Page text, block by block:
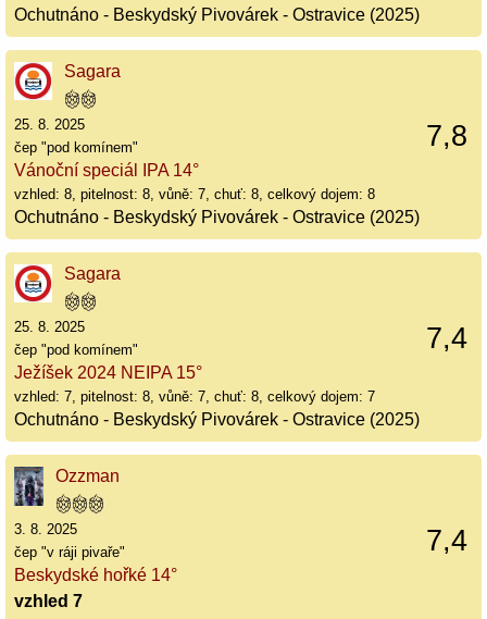
Ochutnáno - Beskydský Pivovárek - Ostravice (2025)
Sagara
7,8
25. 8. 2025
čep "pod komínem"
Vánoční speciál IPA 14°
vzhled: 8, pitelnost: 8, vůně: 7, chuť: 8, celkový dojem: 8
Ochutnáno - Beskydský Pivovárek - Ostravice (2025)
Sagara
7,4
25. 8. 2025
čep "pod komínem"
Ježíšek 2024 NEIPA 15°
vzhled: 7, pitelnost: 8, vůně: 7, chuť: 8, celkový dojem: 7
Ochutnáno - Beskydský Pivovárek - Ostravice (2025)
Ozzman
7,4
3. 8. 2025
čep "v ráji pivaře"
Beskydské hořké 14°
vzhled 7